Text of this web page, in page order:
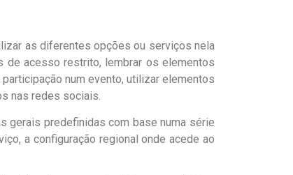
as diferentes opções ou serviços nela
de acesso restrito, lembrar os elementos
num evento, utilizar elementos
nas redes sociais.
gerais predefinidas com base numa série
a configuração regional onde acede ao